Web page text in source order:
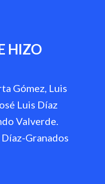
HIZO
Gómez, Luis
Luis Díaz
Valverde.
Granados